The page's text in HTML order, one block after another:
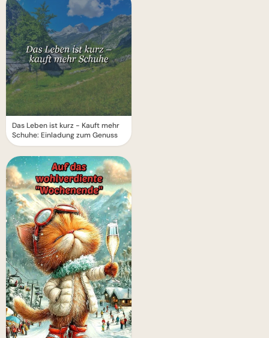
Das Leben ist kurz - Kauft mehr
Schuhe: Einladung zum Genuss